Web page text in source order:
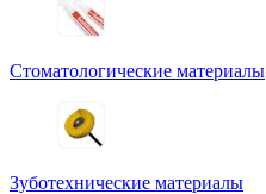
Стоматологические материалы
Зуботехнические материалы